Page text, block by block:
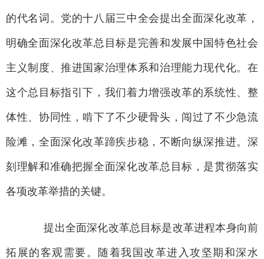
的代名词。党的十八届三中全会提出全面深化改革，
明确全面深化改革总目标是完善和发展中国特色社会
主义制度、推进国家治理体系和治理能力现代化。在
这个总目标指引下，我们着力增强改革的系统性、整
体性、协同性，啃下了不少硬骨头，闯过了不少急流
险滩，全面深化改革蹄疾步稳，不断向纵深推进。深
刻理解和准确把握全面深化改革总目标，是贯彻落实
各项改革举措的关键。
提出全面深化改革总目标是改革进程本身向前
拓展的客观需要。随着我国改革进入攻坚期和深水